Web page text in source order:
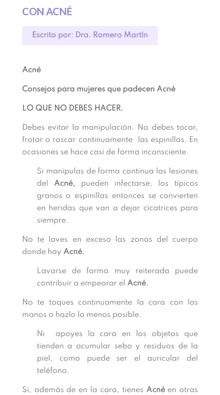
CON ACNÉ
Escrito por: Dra. Romero Martín
Acné
Consejos para mujeres que padecen Acné
LO QUE NO DEBES HACER.
Debes evitar la manipulación. No debes tocar,
frotar o rascar continuamente las espinillas. En
ocasiones se hace casi de forma inconsciente.
Si manipulas de forma continua las lesiones
del
Acné, pueden infectarse, los típicos
granos o espinillas entonces se convierten
en heridas que van a dejar cicatrices para
siempre.
No te laves en exceso las zonas del cuerpo
donde hay Acné.
Lavarse de forma muy reiterada puede
contribuir a empeorar el Acné.
No te toques continuamente la cara con las
manos o hazlo lo menos posible.
Ni apoyes la cara en los objetos que
tienden a acumular sebo y residuos de la
piel, como puede ser el auricular del
teléfono.
Si, además de en la cara, tienes Acnéen otras